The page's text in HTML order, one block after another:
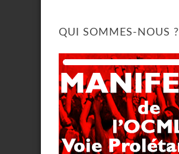
QUI SOMMES-NOUS ?